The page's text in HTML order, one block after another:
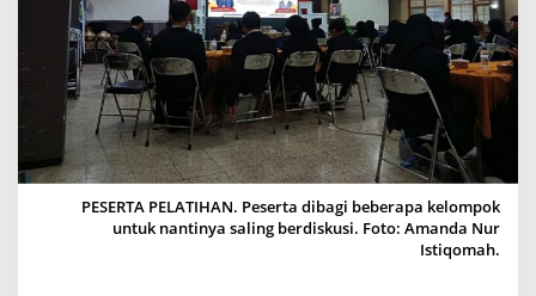
T
A
S
G
E
R
I
M
A
PESERTA PELATIHAN. Peserta dibagi beberapa kelompok
untuk nantinya saling berdiskusi. Foto: Amanda Nur
Istiqomah.